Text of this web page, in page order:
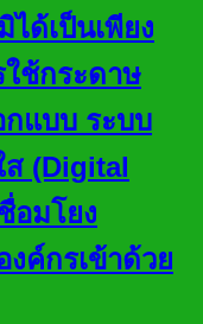
ได้เป็นเพียง
ช้กระดาษ
กแบบ ระบบ
ส (Digital
อมโยง
ค์กรเข้าด้วย